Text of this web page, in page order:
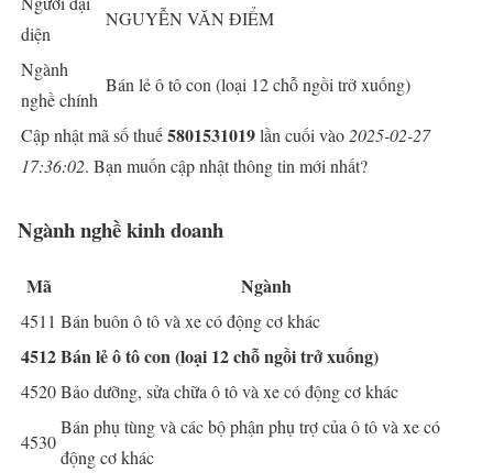
diện
NGUYỄN VĂN ĐIỂM
Ngành
nghề chính
Bán lẻ ô tô con (loại 12 chỗ ngồi trở xuống)
Cập nhật mã số thuế5801531019lần cuối vào 2025-02-27
17:36:02. Bạn muốn cập nhật thông tin mới nhất?
Ngành nghề kinh doanh
Mã Ngành
4511 Bán buôn ô tô và xe có động cơ khác
4512Bán lẻ ô tô con (loại 12 chỗ ngồi trở xuống)
4520Bảo dưỡng, sửa chữa ô tô và xe có động cơ khác
4530
Bán phụ tùng và các bộ phận phụ trợ của ô tô và xe có
động cơ khác